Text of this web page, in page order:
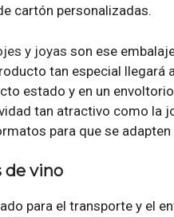
cartón personalizadas.
y joyas son ese
tan especial llegará
estado y en un envoltorio
tan atractivo como la
para que se
de vino
para el transporte y el